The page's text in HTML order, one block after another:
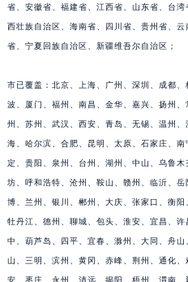
省、安徽省、福建省、江西省、山东省、台
西壮族自治区、海南省、四川省、贵州省、
省、宁夏回族自治区、新疆维吾尔自治区；
市已覆盖：北京、上海、广州、深圳、成都
波、厦门、福州、南昌、金华、嘉兴、扬州
州、苏州、武汉、西安、青岛、无锡、温州
海、哈尔滨、合肥、昆明、太原、石家庄、
定、贵阳、泉州、台州、湖州、中山、乌鲁
坊、呼和浩特、沧州、鞍山、赣州、临沂、
博、兰州、银川、郴州、大庆、张家口、衡
牡丹江、德州、聊城、包头、淮安、宜昌、
中、葫芦岛、四平、宜春、滁州、大同、舟
山、三明、滨州、黄冈、赤峰、荆州、通化
安、枣庄、永州、清远、揭阳、梧州、渭南